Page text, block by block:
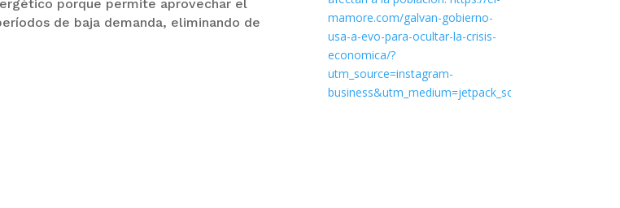
porque permite aprovechar el
de baja demanda, eliminando de